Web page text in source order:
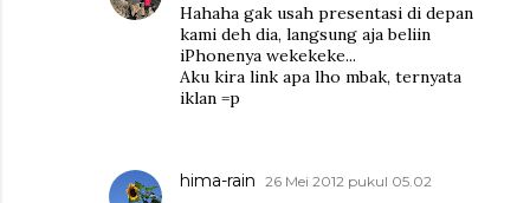
Hahaha gak usah presentasi di depan
kami deh dia, langsung aja beliin
iPhonenya wekekeke...
Aku kira link apa lho mbak, ternyata
iklan =p
hima-rain 26 Mei 2012 pukul 05.02